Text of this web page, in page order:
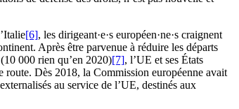
[6], les dirigeant·e·s européen·ne·s craignent
Après être parvenue à réduire les départs
000 rien qu’en 2020)[7], l’UE et ses États
route. Dès 2018, la Commission européenne avait
au service de l’UE, destinés aux